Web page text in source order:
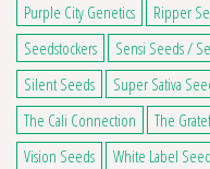
Purple City Genetics
Ripper
Seedstockers
Sensi Seeds /
Silent Seeds
Super Sativa
The Cali Connection
The
Vision Seeds
White Label